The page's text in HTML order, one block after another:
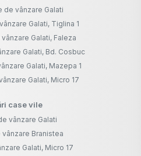
de vânzare Galati
Galati, Tiglina 1
Galati, Faleza
Galati, Bd. Cosbuc
Galati, Mazepa 1
Galati, Micro 17
case vile
vânzare Galati
Branistea
Galati, Micro 17